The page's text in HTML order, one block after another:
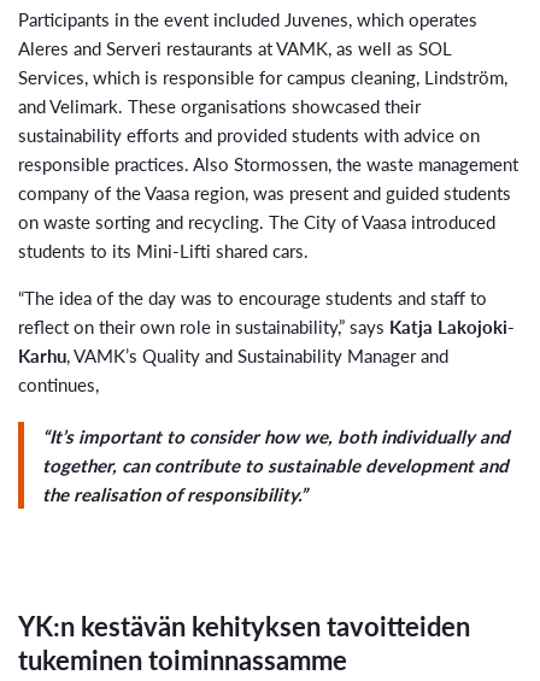
Participants in the event included Juvenes, which operates
Aleres and Serveri restaurants at VAMK, as well as SOL
Services, which is responsible for campus cleaning, Lindström,
and Velimark. These organisations showcased their
sustainability efforts and provided students with advice on
responsible practices. Also Stormossen, the waste management
company of the Vaasa region, was present and guided students
on waste sorting and recycling. The City of Vaasa introduced
students to its Mini-Lifti shared cars.
“The idea of the day was to encourage students and staff to
reflect on their own role in sustainability,” says Katja Lakojoki-
Karhu, VAMK’s Quality and Sustainability Manager and
continues,
“It’s important to consider how we, both individually and
together, can contribute to sustainable development and
the realisation of responsibility.”
YK:n kestävän kehityksen tavoitteiden
tukeminen toiminnassamme